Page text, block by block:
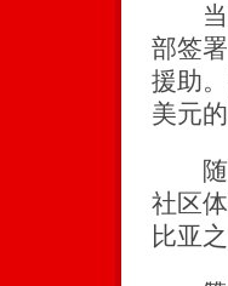
当天
部签
援助
美元
随后
社区
比亚